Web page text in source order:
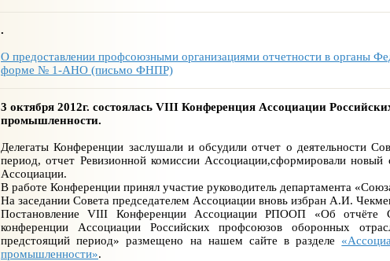
.
О предоставлении профсоюзными организациями отчетности в органы
форме № 1-АНО (письмо ФНПР)
3 октября 2012г. состоялась VIII Конференция Ассоциации
промышленности.
Делегаты Конференции заслушали и обсудили отчет о деятельности
период, отчет Ревизионной комиссии Ассоциации,сформировали
Ассоциации.
В работе Конференции принял участие руководитель департамента
На заседании Совета председателем Ассоциации вновь избран А.И.
Постановление VIII Конференции Ассоциации РПООП «Об
конференции Ассоциации Российских профсоюзов оборонных
предстоящий период» размещено на нашем сайте в разделе
промышленности».